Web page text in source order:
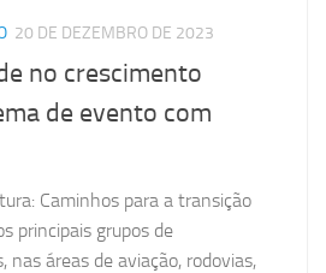
20 DE DEZEMBRO DE 2023
no crescimento
de evento com
Caminhos para a transição
principais grupos de
nas áreas de aviação, rodovias,